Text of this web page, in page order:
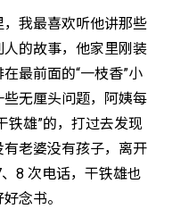
我最喜欢听他讲那些
的故事，他家里刚装
最前面的“一枝香”小
无厘头问题，阿姨每
铁雄”的，打过去发现
老婆没有孩子，离开
8 次电话，干铁雄也
念书。